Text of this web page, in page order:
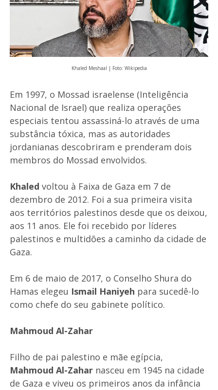
Khaled Meshaal | Foto: Wikipedia
Em 1997, o Mossad israelense (Inteligência
Nacional de Israel) que realiza operações
especiais tentou assassiná-lo através de uma
substância tóxica, mas as autoridades
jordanianas descobriram e prenderam dois
membros do Mossad envolvidos.
Khaled voltou à Faixa de Gaza em 7 de
dezembro de 2012. Foi a sua primeira visita
aos territórios palestinos desde que os deixou,
aos 11 anos. Ele foi recebido por líderes
palestinos e multidões a caminho da cidade de
Gaza.
Em 6 de maio de 2017, o Conselho Shura do
Hamas elegeu Ismail Haniyeh para sucedê-lo
como chefe do seu gabinete político.
Mahmoud Al-Zahar
Filho de pai palestino e mãe egípcia,
Mahmoud Al-Zahar nasceu em 1945 na cidade
de Gaza e viveu os primeiros anos da infância